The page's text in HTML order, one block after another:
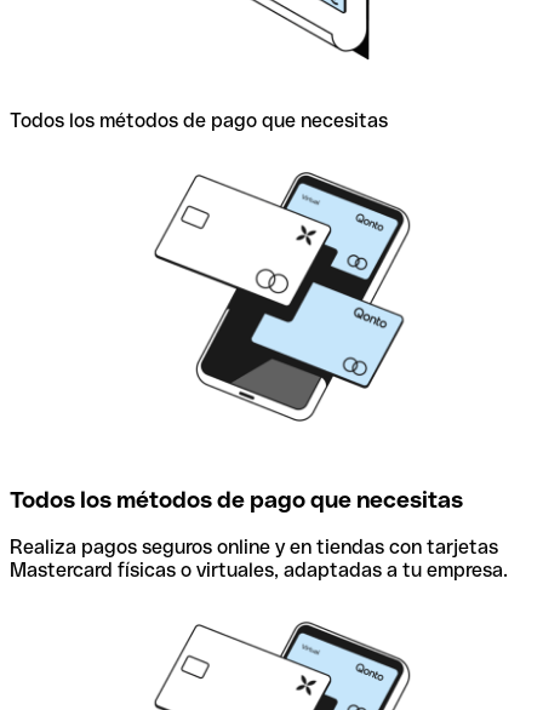
Todos los métodos de pago que necesitas
Todos los métodos de pago que necesitas
Realiza pagos seguros online y en tiendas con tarjetas
Mastercard físicas o virtuales, adaptadas a tu empresa.